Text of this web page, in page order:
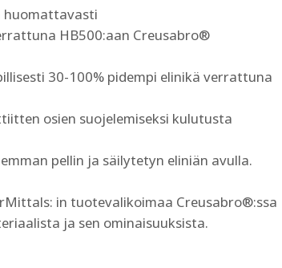
huomattavasti
HB500:aan Creusabro®
30-100% pidempi elinikä verrattuna
osien suojelemiseksi kulutusta
pellin ja säilytetyn eliniän avulla.
in tuotevalikoimaa Creusabro®:ssa
ja sen ominaisuuksista.